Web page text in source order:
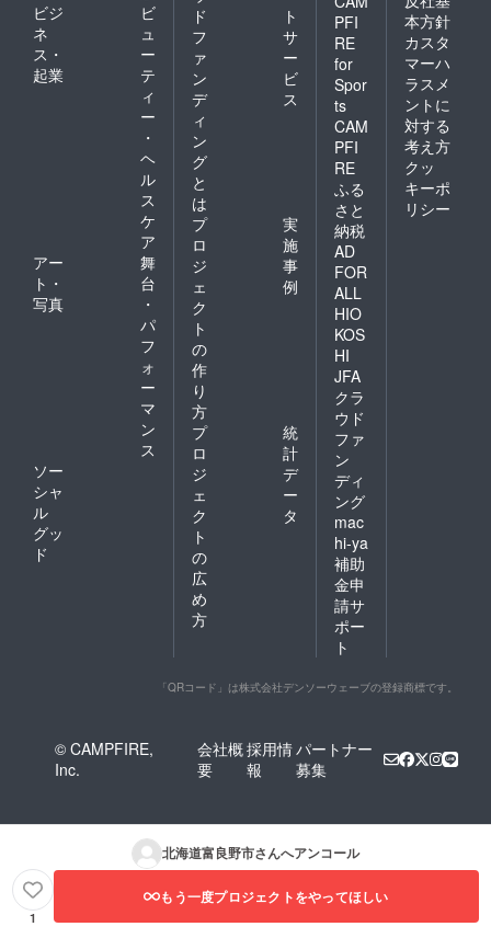
ビジ
ネ
ス・
起業
ビ
ュ
ー
テ
ィ
ー
・
ヘ
ル
ス
ケ
ア
アー
ト・
写真
舞
台
・
パ
フ
ォ
ー
マ
ン
ス
ソー
シャ
ル
グッ
ド
ド
フ
ァ
ン
デ
ィ
ン
グ
と
は
ト
サ
ー
ビ
ス
プ
ロ
ジ
ェ
ク
ト
の
作
り
方
実
施
事
例
プ
ロ
ジ
ェ
ク
ト
の
広
め
方
統
計
デ
ー
タ
PFI
RE
for
Spor
ts
CAM
PFI
RE
ふる
さと
納税
AD
FOR
ALL
HIO
KOS
HI
JFA
クラ
ウド
ファ
ン
ディ
ング
mac
hi-ya
補助
金申
請サ
ポー
ト
本方針
カスタ
マーハ
ラスメ
ントに
対する
考え方
クッ
キーポ
リシー
「QRコード」は株式会社デンソーウェーブの登録商標です。
© CAMPFIRE,
Inc.
会社概
要
採用情
報
パートナー
募集
北海道富良野市さんへアンコール
1
もう一度プロジェクトをやってほしい